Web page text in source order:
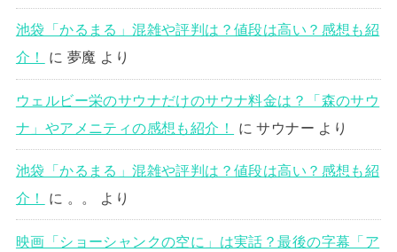
池袋「かるまる」混雑や評判は？値段は高い？感想も紹
介！
に 夢魔 より
ウェルビー栄のサウナだけのサウナ料金は？「森のサウ
ナ」やアメニティの感想も紹介！
にサウナー より
池袋「かるまる」混雑や評判は？値段は高い？感想も紹
介！
に 。。 より
映画「ショーシャンクの空に」は実話？最後の字幕「ア